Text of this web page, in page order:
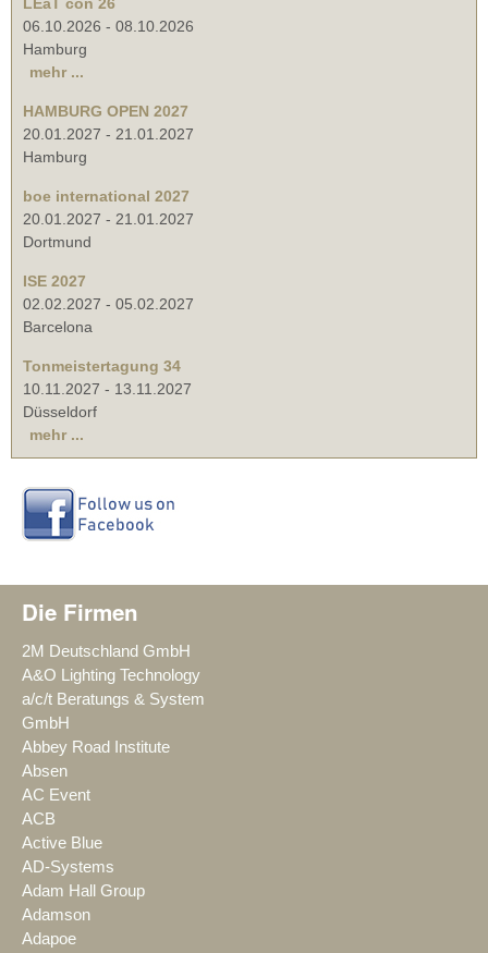
06.10.2026 - 08.10.2026
Hamburg
mehr ...
HAMBURG OPEN 2027
20.01.2027 - 21.01.2027
Hamburg
boe international 2027
20.01.2027 - 21.01.2027
Dortmund
ISE 2027
02.02.2027 - 05.02.2027
Barcelona
Tonmeistertagung 34
10.11.2027 - 13.11.2027
Düsseldorf
mehr ...
Die Firmen
2M Deutschland GmbH
A&O Lighting Technology
a/c/t Beratungs & System
GmbH
Abbey Road Institute
Absen
AC Event
ACB
Active Blue
AD-Systems
Adam Hall Group
Adamson
Adapoe